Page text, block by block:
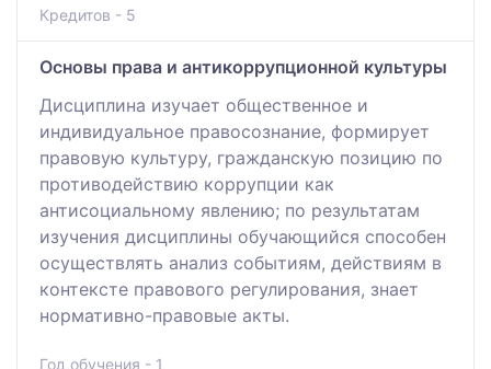
Кредитов - 5
Основы права и антикоррупционной культуры
Дисциплина изучает общественное и
индивидуальное правосознание, формирует
правовую культуру, гражданскую позицию по
противодействию коррупции как
антисоциальному явлению; по результатам
изучения дисциплины обучающийся способен
осуществлять анализ событиям, действиям в
контексте правового регулирования, знает
нормативно-правовые акты.
Год обучения - 1